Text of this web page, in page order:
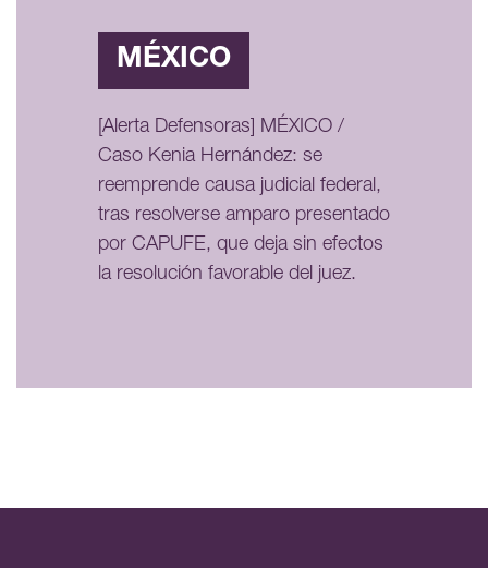
MÉXICO
[Alerta Defensoras] MÉXICO /
Caso Kenia Hernández: se
reemprende causa judicial federal,
tras resolverse amparo presentado
por CAPUFE, que deja sin efectos
la resolución favorable del juez.